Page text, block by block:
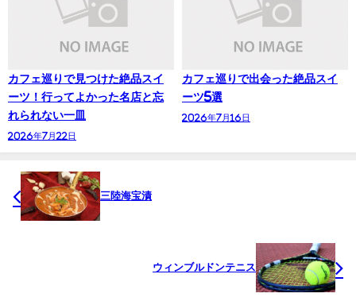
カフェ巡りで見つけた絶品スイ
ーツ！行ってよかった名店と忘
れられない一皿
2026年7月22日
カフェ巡りで出会った絶品スイ
ーツ5選
2026年7月16日
三陸海宝漬
ウィンブルドンテニス